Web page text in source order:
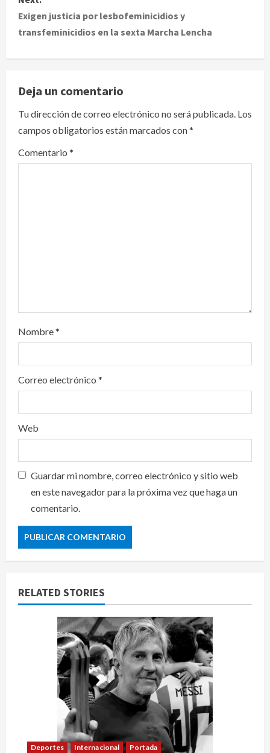
n
i
g
a
Exigen justicia por lesbofeminicidios y
transfeminicidios en la sexta Marcha Lencha
Deja un comentario
Tu dirección de correo electrónico no será publicada. Los
campos obligatorios están marcados con*
Comentario *
Nombre*
Correo electrónico *
Web
Guardar mi nombre, correo electrónico y sitio web
en este navegador para la próxima vez que haga un
comentario.
RELATED STORIES
Deportes Internacional Portada